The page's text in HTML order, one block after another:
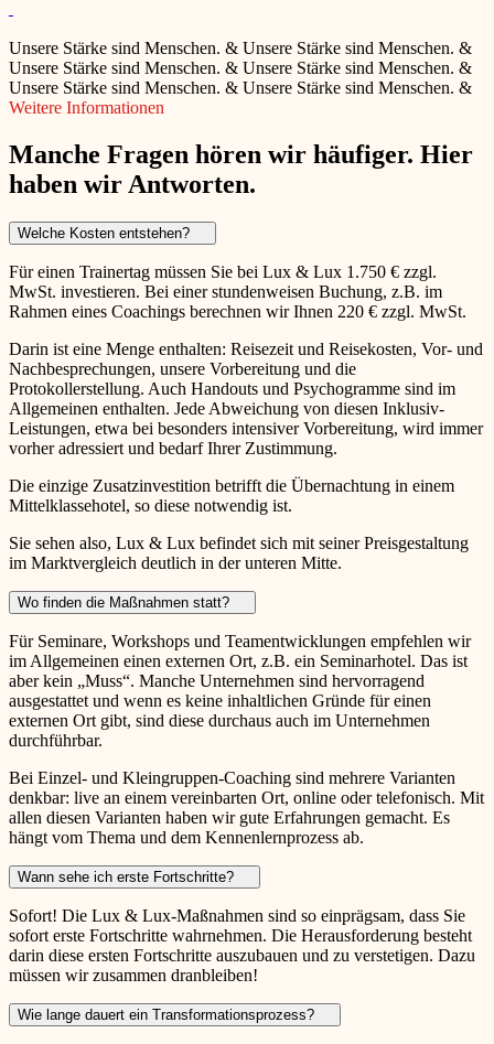
Unsere Stärke sind Menschen. & Unsere Stärke sind Menschen. &
Unsere Stärke sind Menschen. & Unsere Stärke sind Menschen. &
Unsere Stärke sind Menschen. & Unsere Stärke sind Menschen. &
Weitere Informationen
Manche Fragen hören wir häufiger. Hier
haben wir Antworten.
Welche Kosten entstehen?
Für einen Trainertag müssen Sie bei Lux & Lux 1.750 € zzgl.
MwSt. investieren. Bei einer stundenweisen Buchung, z.B. im
Rahmen eines Coachings berechnen wir Ihnen 220 € zzgl. MwSt.
Darin ist eine Menge enthalten: Reisezeit und Reisekosten, Vor- und
Nachbesprechungen, unsere Vorbereitung und die
Protokollerstellung. Auch Handouts und Psychogramme sind im
Allgemeinen enthalten. Jede Abweichung von diesen Inklusiv-
Leistungen, etwa bei besonders intensiver Vorbereitung, wird immer
vorher adressiert und bedarf Ihrer Zustimmung.
Die einzige Zusatzinvestition betrifft die Übernachtung in einem
Mittelklassehotel, so diese notwendig ist.
Sie sehen also, Lux & Lux befindet sich mit seiner Preisgestaltung
im Marktvergleich deutlich in der unteren Mitte.
Wo finden die Maßnahmen statt?
Für Seminare, Workshops und Teamentwicklungen empfehlen wir
im Allgemeinen einen externen Ort, z.B. ein Seminarhotel. Das ist
aber kein „Muss“. Manche Unternehmen sind hervorragend
ausgestattet und wenn es keine inhaltlichen Gründe für einen
externen Ort gibt, sind diese durchaus auch im Unternehmen
durchführbar.
Bei Einzel- und Kleingruppen-Coaching sind mehrere Varianten
denkbar: live an einem vereinbarten Ort, online oder telefonisch. Mit
allen diesen Varianten haben wir gute Erfahrungen gemacht. Es
hängt vom Thema und dem Kennenlernprozess ab.
Wann sehe ich erste Fortschritte?
Sofort! Die Lux & Lux-Maßnahmen sind so einprägsam, dass Sie
sofort erste Fortschritte wahrnehmen. Die Herausforderung besteht
darin diese ersten Fortschritte auszubauen und zu verstetigen. Dazu
müssen wir zusammen dranbleiben!
Wie lange dauert ein Transformationsprozess?